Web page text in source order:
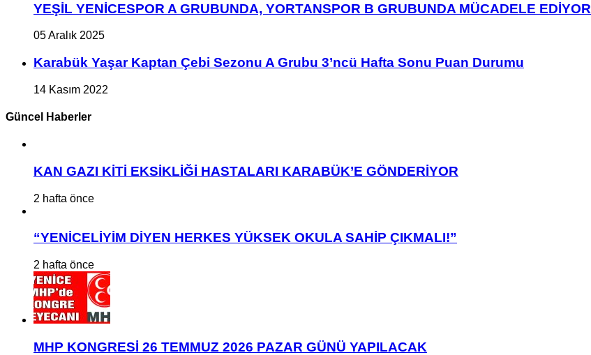
YEŞİL YENİCESPOR A GRUBUNDA, YORTANSPOR B GRUBUNDA MÜCADELE EDİYOR
05 Aralık 2025
Karabük Yaşar Kaptan Çebi Sezonu A Grubu 3’ncü Hafta Sonu Puan Durumu
14 Kasım 2022
Güncel Haberler
KAN GAZI KİTİ EKSİKLİĞİ HASTALARI KARABÜK’E GÖNDERİYOR
2 hafta önce
“YENİCELİYİM DİYEN HERKES YÜKSEK OKULA SAHİP ÇIKMALI!”
2 hafta önce
MHP KONGRESİ 26 TEMMUZ 2026 PAZAR GÜNÜ YAPILACAK